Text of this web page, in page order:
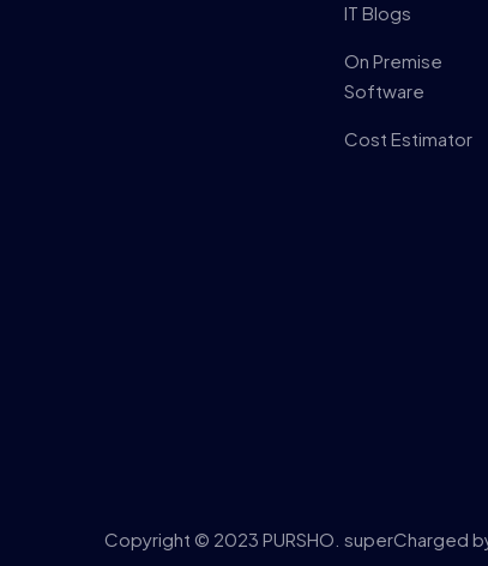
IT Blogs
On Premise
Software
Cost Estimator
Copyright © 2023 PURSHO. superCharged